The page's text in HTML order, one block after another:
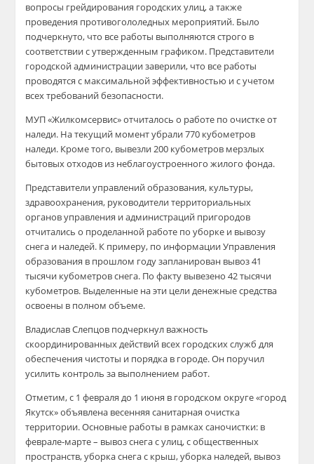
вопросы грейдирования городских улиц, а также
проведения противогололедных мероприятий. Было
подчеркнуто, что все работы выполняются строго в
соответствии с утвержденным графиком. Представители
городской администрации заверили, что все работы
проводятся с максимальной эффективностью и с учетом
всех требований безопасности.
МУП «Жилкомсервис» отчиталось о работе по очистке от
наледи. На текущий момент убрали 770 кубометров
наледи. Кроме того, вывезли 200 кубометров мерзлых
бытовых отходов из неблагоустроенного жилого фонда.
Представители управлений образования, культуры,
здравоохранения, руководители территориальных
органов управления и администраций пригородов
отчитались о проделанной работе по уборке и вывозу
снега и наледей. К примеру, по информации Управления
образования в прошлом году запланирован вывоз 41
тысячи кубометров снега. По факту вывезено 42 тысячи
кубометров. Выделенные на эти цели денежные средства
освоены в полном объеме.
Владислав Слепцов подчеркнул важность
скоординированных действий всех городских служб для
обеспечения чистоты и порядка в городе. Он поручил
усилить контроль за выполнением работ.
Отметим, с 1 февраля до 1 июня в городском округе «город
Якутск» объявлена весенняя санитарная очистка
территории. Основные работы в рамках саночистки: в
феврале-марте – вывоз снега с улиц, с общественных
пространств, уборка снега с крыш, уборка наледей, вывоз